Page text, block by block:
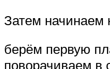
Затем начинаем
берём первую
поворачиваем в